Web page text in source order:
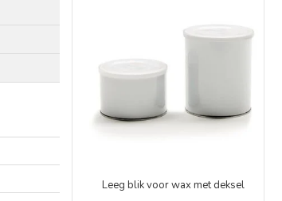
Leeg blik voor wax met deksel